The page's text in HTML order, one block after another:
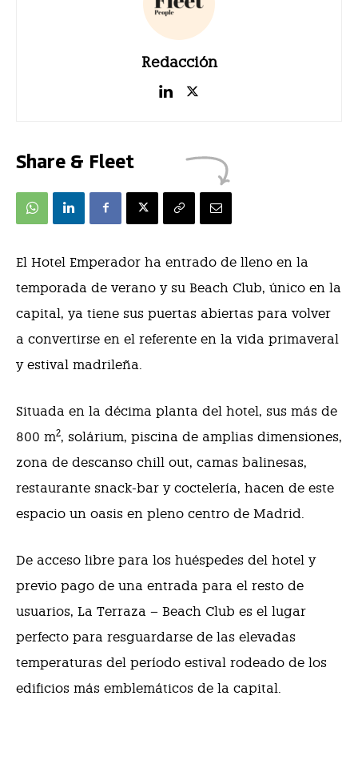
Redacción
Share & Fleet
El Hotel Emperador ha entrado de lleno en la
temporada de verano y su Beach Club, único en la
capital, ya tiene sus puertas abiertas para volver
a convertirse en el referente en la vida primaveral
y estival madrileña.
Situada en la décima planta del hotel, sus más de
800 m2, solárium, piscina de amplias dimensiones,
zona de descanso chill out, camas balinesas,
restaurante snack-bar y coctelería, hacen de este
espacio un oasis en pleno centro de Madrid.
De acceso libre para los huéspedes del hotel y
previo pago de una entrada para el resto de
usuarios, La Terraza – Beach Club es el lugar
perfecto para resguardarse de las elevadas
temperaturas del período estival rodeado de los
edificios más emblemáticos de la capital.